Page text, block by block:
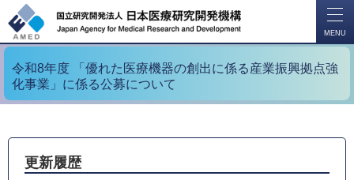
MENU
令和8年度 「優れた医療機器の創出に係る産業振興拠点強
化事業」に係る公募について
更新履歴